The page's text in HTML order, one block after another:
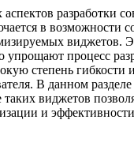
разработки
в возможности
виджетов.
упрощают процесс
степень гибкости
В данном
таких виджетов
и